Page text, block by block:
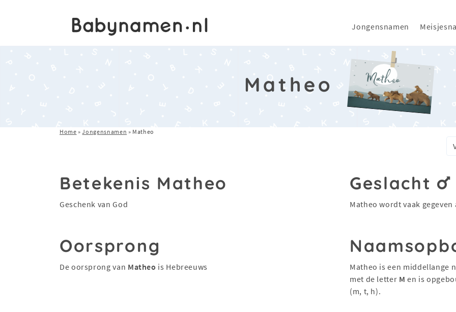
Jongensnamen
Matheo
Home »Jongensnamen » Matheo
Betekenis Matheo
Geschenk van God
Geslacht
Matheo wordt vaak
Oorsprong
De oorsprong van Matheo is Hebreeuws
Matheo is een middellange
met de letter M en is
(m, t, h).